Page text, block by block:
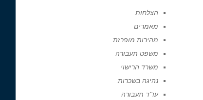
הצלחות
מאמרים
מהירות מופרזת
משפט תעבורה
משרד הרישוי
נהיגה בשכרות
עו"ד תעבורה